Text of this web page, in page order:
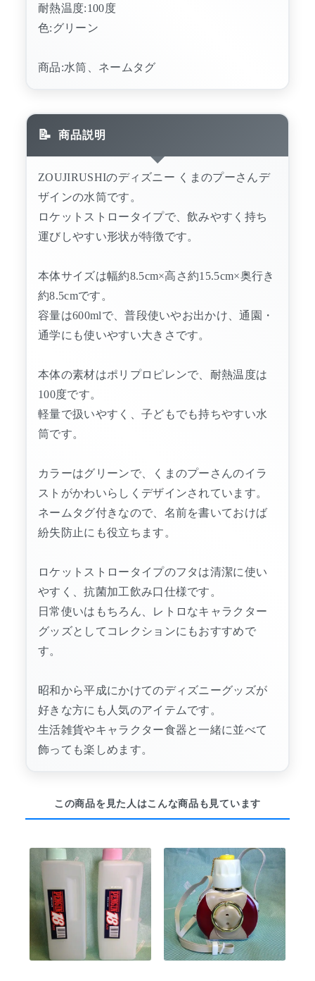
耐熱温度:100度
色:グリーン
商品:水筒、ネームタグ
商品説明
ZOUJIRUSHIのディズニー くまのプーさんデ
ザインの水筒です。
ロケットストロータイプで、飲みやすく持ち
運びしやすい形状が特徴です。
本体サイズは幅約8.5cm×高さ約15.5cm×奥行き
約8.5cmです。
容量は600mlで、普段使いやお出かけ、通園・
通学にも使いやすい大きさです。
本体の素材はポリプロピレンで、耐熱温度は
100度です。
軽量で扱いやすく、子どもでも持ちやすい水
筒です。
カラーはグリーンで、くまのプーさんのイラ
ストがかわいらしくデザインされています。
ネームタグ付きなので、名前を書いておけば
紛失防止にも役立ちます。
ロケットストロータイプのフタは清潔に使い
やすく、抗菌加工飲み口仕様です。
日常使いはもちろん、レトロなキャラクター
グッズとしてコレクションにもおすすめで
す。
昭和から平成にかけてのディズニーグッズが
好きな方にも人気のアイテムです。
生活雑貨やキャラクター食器と一緒に並べて
飾っても楽しめます。
この商品を見た人はこんな商品も見ています